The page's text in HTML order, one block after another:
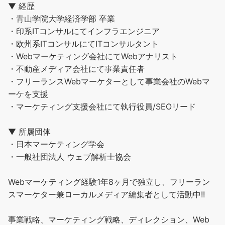
▼ 経歴
・青山学院大学経済学部 卒業
・印系ITコンサルにてインフラエンジニア
・欧州系ITコンサルにてITコンサルタント
・Webマーケティング会社にてWebアナリスト
・不動産メディア会社にて事業責任者
・フリーランスWebマーケターとして事業会社のWebマ
ーケを支援
・マーケティング支援会社にて執行役員/SEOリード
▼ 所属団体
・日本マーケティング学会
・一般社団法人 ウェブ解析士協会
Webマーケティング経験1年8ヶ月で独立し、フリーラン
スマーケター兼ローカルメディア編集者として活動中!!
事業戦略、マーケティング戦略、ディレクション、Web